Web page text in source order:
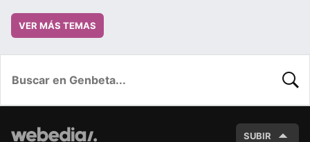
VER MÁS TEMAS
SUBIR